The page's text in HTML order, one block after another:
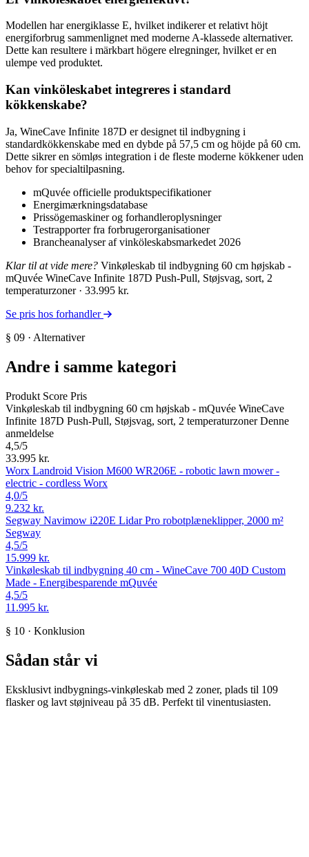
Modellen har energiklasse E, hvilket indikerer et relativt höjt
energiforbrug sammenlignet med moderne A-klassede alternativer.
Dette kan resultere i märkbart högere elregninger, hvilket er en
ulempe ved produktet.
Kan vinköleskabet integreres i standard
kökkenskabe?
Ja, WineCave Infinite 187D er designet til indbygning i
standardkökkenskabe med en dybde på 57,5 cm og höjde på 60 cm.
Dette sikrer en sömløs integration i de fleste moderne kökkener uden
behov for specialtilpasning.
mQuvée officielle produktspecifikationer
Energimærkningsdatabase
Prissögemaskiner og forhandleroplysninger
Testrapporter fra forbrugerorganisationer
Brancheanalyser af vinköleskabsmarkedet 2026
Klar til at vide mere? Vinkøleskab til indbygning 60 cm højskab -
mQuvée WineCave Infinite 187D Push-Pull, Støjsvag, sort, 2
temperaturzoner · 33.995 kr.
Se pris hos forhandler
§ 09 · Alternativer
Andre i samme kategori
Produkt Score Pris
Vinkøleskab til indbygning 60 cm højskab - mQuvée WineCave
Infinite 187D Push-Pull, Støjsvag, sort, 2 temperaturzoner Denne
anmeldelse
4,5/5
33.995 kr.
Worx Landroid Vision M600 WR206E - robotic lawn mower -
electric - cordless Worx
4,0/5
9.232 kr.
Segway Navimow i220E Lidar Pro robotplæneklipper, 2000 m²
Segway
4,5/5
15.999 kr.
Vinkøleskab til indbygning 40 cm - WineCave 700 40D Custom
Made - Energibesparende mQuvée
4,5/5
11.995 kr.
§ 10 · Konklusion
Sådan står vi
Eksklusivt indbygnings-vinkøleskab med 2 zoner, plads til 109
flasker og lavt støjniveau på 35 dB. Perfekt til vinentusiasten.